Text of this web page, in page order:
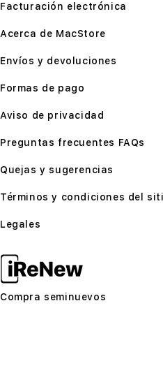
Facturación electrónica
Acerca de MacStore
Envíos y devoluciones
Formas de pago
Aviso de privacidad
Preguntas frecuentes FAQs
Quejas y sugerencias
Términos y condiciones del
Legales
Compra seminuevos